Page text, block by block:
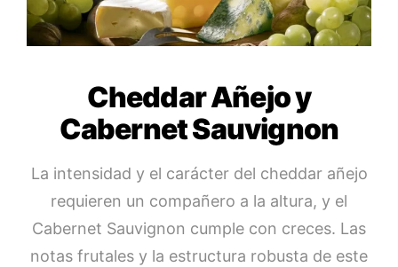
Cheddar Añejo y
Cabernet Sauvignon
La intensidad y el carácter del cheddar añejo
requieren un compañero a la altura, y el
Cabernet Sauvignon cumple con creces. Las
notas frutales y la estructura robusta de este